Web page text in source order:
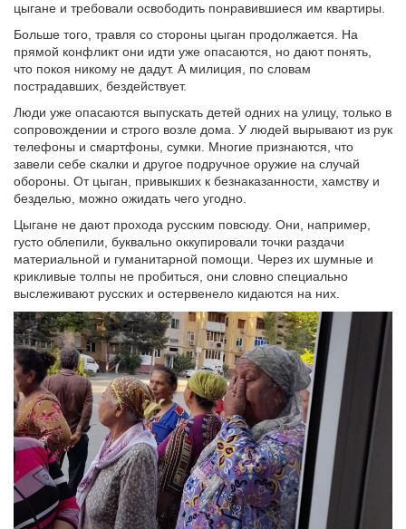
цыгане и требовали освободить понравившиеся им квартиры.
Больше того, травля со стороны цыган продолжается. На
прямой конфликт они идти уже опасаются, но дают понять,
что покоя никому не дадут. А милиция, по словам
пострадавших, бездействует.
Люди уже опасаются выпускать детей одних на улицу, только в
сопровождении и строго возле дома. У людей вырывают из рук
телефоны и смартфоны, сумки. Многие признаются, что
завели себе скалки и другое подручное оружие на случай
обороны. От цыган, привыкших к безнаказанности, хамству и
безделью, можно ожидать чего угодно.
Цыгане не дают прохода русским повсюду. Они, например,
густо облепили, буквально оккупировали точки раздачи
материальной и гуманитарной помощи. Через их шумные и
крикливые толпы не пробиться, они словно специально
выслеживают русских и остервенело кидаются на них.